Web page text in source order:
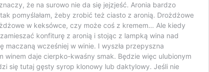
że na surowo nie da się jejzjeść. Aronia bardzo
pomyślałam, żeby zrobić też ciasto z aronią. Drożdżowe
w keksówce, czy może coś z kremem… Ale kiedy
konfiturę z aronią i stojąc z lampką wina nad
wcześniej w winie. I wyszła przepyszna
winem daje cierpko-kwaśny smak. Będzie więc ulubionym
się tutaj gęsty syrop klonowy lub daktylowy. Jeśli nie